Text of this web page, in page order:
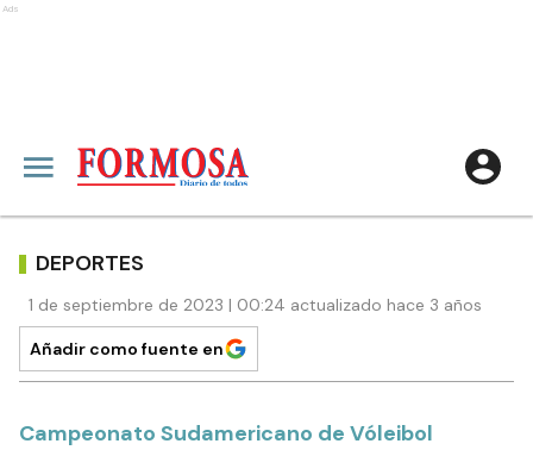
Ads
DEPORTES
1 de septiembre de 2023 | 00:24 actualizado hace 3 años
Añadir como fuente en
Campeonato Sudamericano de Vóleibol